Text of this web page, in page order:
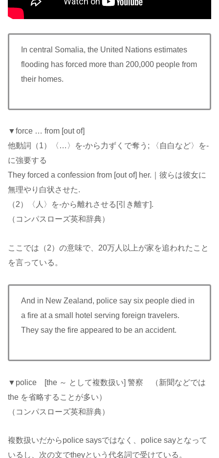
In central Somalia, the United Nations estimates
flooding has forced more than 200,000 people from
their homes.
▼force … from [out of]
他動詞（1）〈…〉を-から力ずくで奪う; 〈自白など〉を-
に強要する
They forced a confession from [out of] her.｜彼らは彼女に
無理やり白状させた.
（2）〈人〉を-から離れさせる[引き離す].
（コンパスローズ英和辞典）
ここでは（2）の意味で、20万人以上が家を追われたこと
を言っている。
And in New Zealand, police say six people died in
a fire at a small hotel serving foreign travelers.
They say the fire appeared to be an accident.
▼police [the ～ として複数扱い] 警察 （新聞などでは
the を省略することが多い）
（コンパスローズ英和辞典）
複数扱いだからpolice saysではなく、police sayとなって
いるし、次の文でtheyという代名詞で受けている。